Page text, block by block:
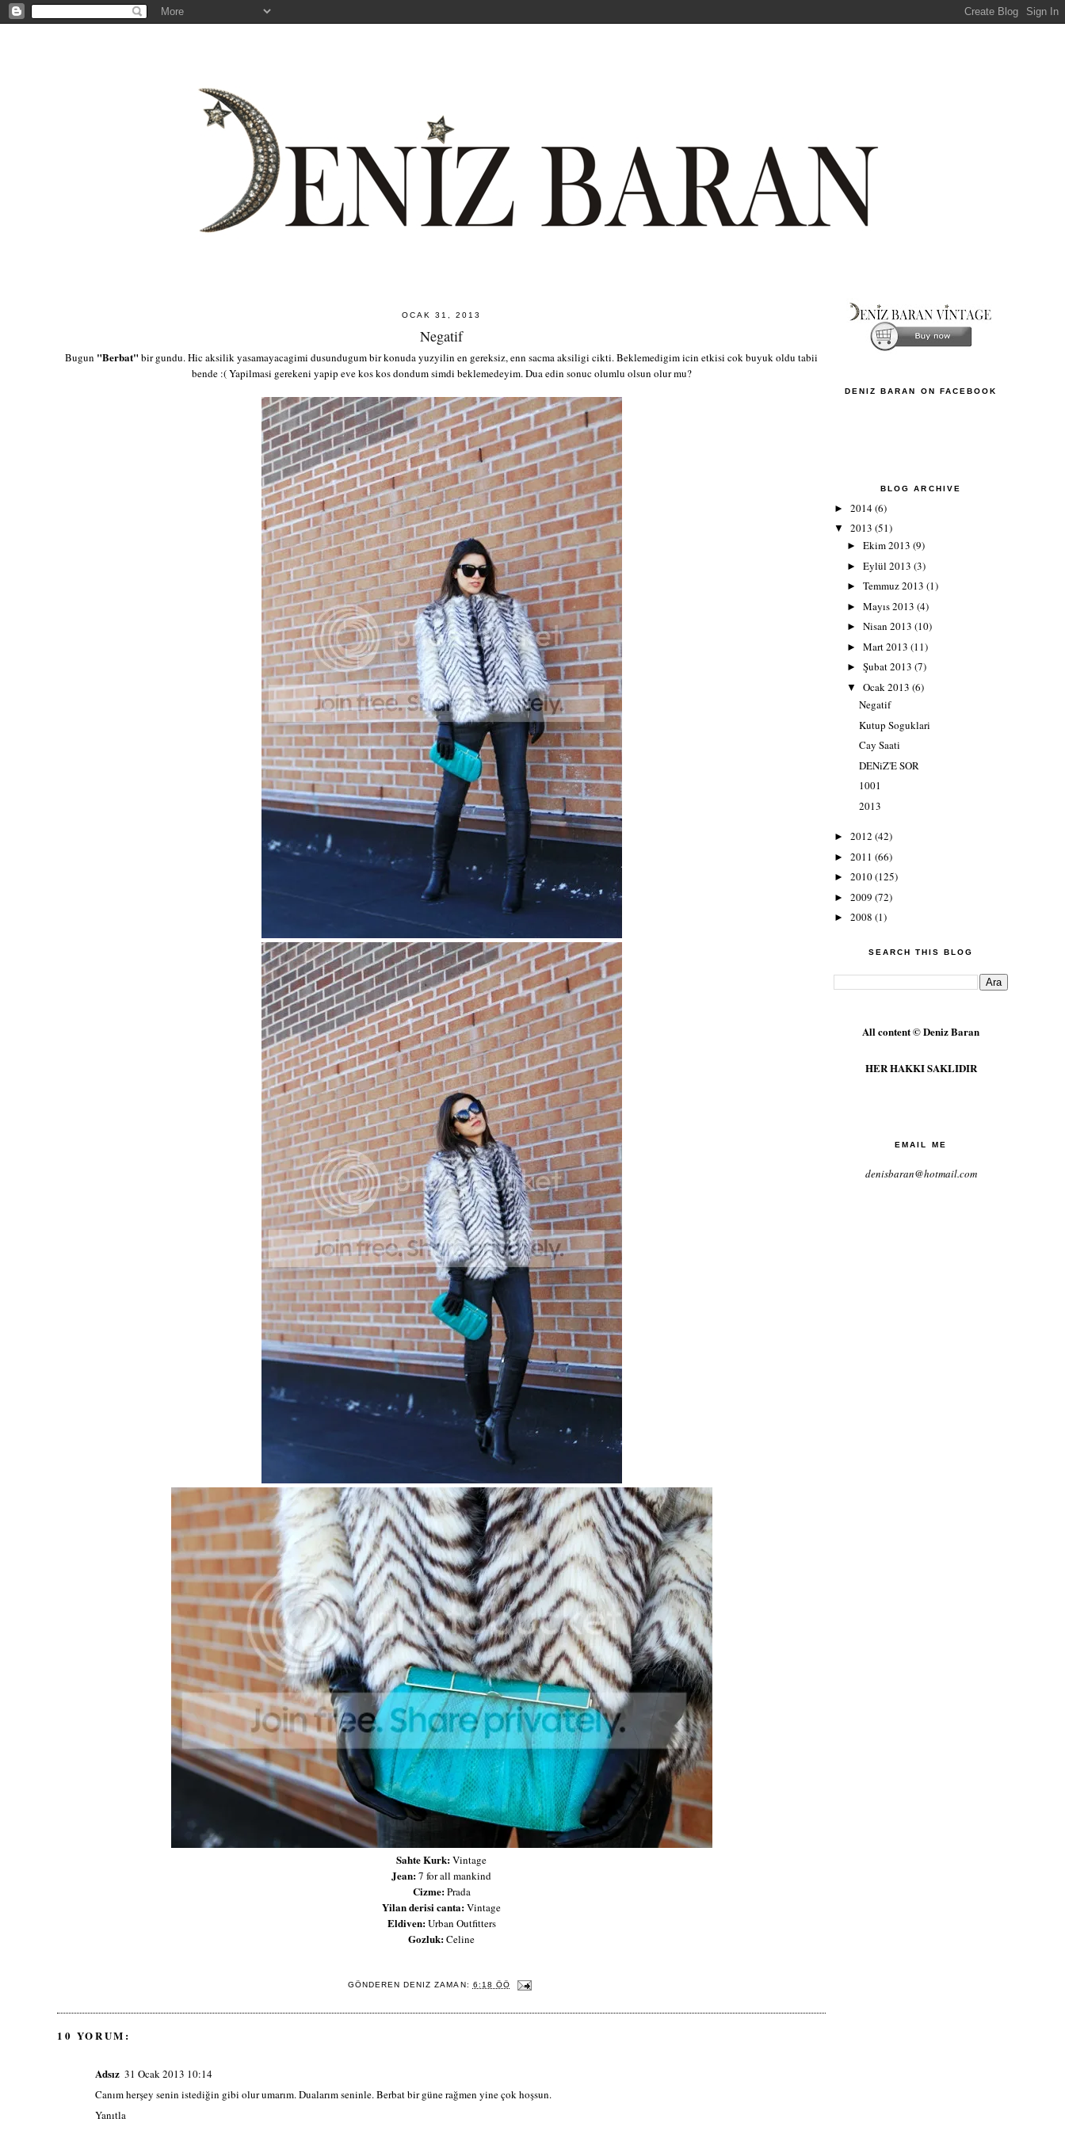
OCAK 31, 2013
Negatif
Bugun "Berbat" bir gundu. Hic aksilik yasamayacagimi dusundugum bir konuda yuzyilin en gereksiz, enn sacma aksiligi cikti. Beklemedigim icin etkisi cok buyuk oldu tabii
bende :( Yapilmasi gerekeni yapip eve kos kos dondum simdi beklemedeyim. Dua edin sonuc olumlu olsun olur mu?
Sahte Kurk:Vintage
Jean:7 for all mankind
Cizme:Prada
Yilan derisi canta:Vintage
Eldiven:Urban Outfitters
Gozluk:Celine
GÖNDEREN DENIZ ZAMAN: 6:18 ÖÖ
10 YORUM:
Adsız 31 Ocak 2013 10:14
Canım herşey senin istediğin gibi olur umarım. Dualarım seninle. Berbat bir güne rağmen yine çok hoşsun.
Yanıtla
DENIZ BARAN ON FACEBOOK
BLOG ARCHIVE
► 2014(6)
▼ 2013 (51)
► Ekim 2013 (9)
► Eylül 2013 (3)
► Temmuz 2013 (1)
► Mayıs 2013 (4)
► Nisan 2013 (10)
► Mart 2013 (11)
► Şubat 2013 (7)
▼ Ocak 2013 (6)
Negatif
Kutup Soguklari
Cay Saati
DENiZ'E SOR
1001
2013
► 2012 (42)
► 2011 (66)
► 2010(125)
► 2009 (72)
► 2008 (1)
SEARCH THIS BLOG
All content © Deniz Baran
HER HAKKI SAKLIDIR
EMAIL ME
denisbaran@hotmail.com